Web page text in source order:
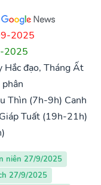
2025
2025
Hắc đạo, Tháng Ất
Thìn (7h-9h) Canh
Giáp Tuất (19h-21h)
niên 27/9/2025
27/9/2025